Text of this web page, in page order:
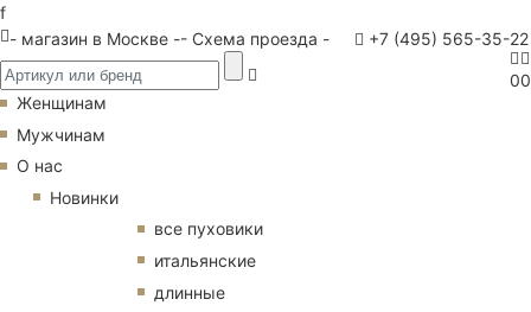
f
- магазин в Москве -- Схема проезда - +7 (495) 565-35-22
00
Женщинам
Мужчинам
О нас
Новинки
все пуховики
итальянские
длинные